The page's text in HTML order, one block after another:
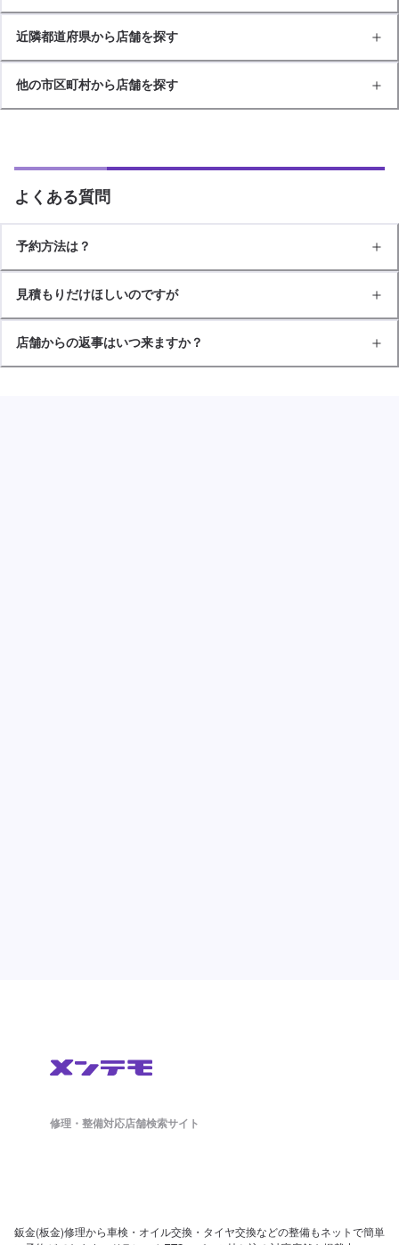
近隣都道府県から店舗を探す
他の市区町村から店舗を探す
よくある質問
予約方法は？
見積もりだけほしいのですが
店舗からの返事はいつ来ますか？
修理・整備対応店舗検索サイト
鈑金(板金)修理から車検・オイル交換・タイヤ交換などの整備もネットで簡単